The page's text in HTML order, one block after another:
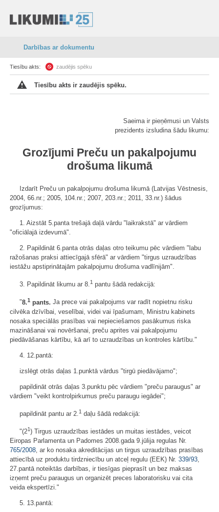
Darbības ar dokumentu
Tiesību akts: zaudējis spēku
Tiesību akts ir zaudējis spēku.
Saeima ir pieņēmusi un Valsts
prezidents izsludina šādu likumu:
Grozījumi Preču un pakalpojumu
drošuma likumā
Izdarīt Preču un pakalpojumu drošuma likumā (Latvijas Vēstnesis,
2004, 66.nr.; 2005, 104.nr.; 2007, 203.nr.; 2011, 33.nr.) šādus
grozījumus:
1. Aizstāt 5.panta trešajā daļā vārdu "laikrakstā" ar vārdiem
"oficiālajā izdevumā".
2. Papildināt 6.panta otrās daļas otro teikumu pēc vārdiem "labu
ražošanas praksi attiecīgajā sfērā" ar vārdiem "tirgus uzraudzības
iestāžu apstiprinātajām pakalpojumu drošuma vadlīnijām".
3. Papildināt likumu ar 8.1 pantu šādā redakcijā:
"8.1 pants. Ja prece vai pakalpojums var radīt nopietnu risku
cilvēka dzīvībai, veselībai, videi vai īpašumam, Ministru kabinets
nosaka speciālās prasības vai nepieciešamos pasākumus riska
mazināšanai vai novēršanai, preču aprites vai pakalpojumu
piedāvāšanas kārtību, kā arī to uzraudzības un kontroles kārtību."
4. 12.pantā:
izslēgt otrās daļas 1.punktā vārdus "tirgū piedāvājamo";
papildināt otrās daļas 3.punktu pēc vārdiem "preču paraugus" ar
vārdiem "veikt kontrolpirkumus preču paraugu iegādei";
papildināt pantu ar 2. 1 daļu šādā redakcijā:
"(21) Tirgus uzraudzības iestādes un muitas iestādes, veicot
Eiropas Parlamenta un Padomes 2008.gada 9.jūlija regulas Nr.
765/2008, ar ko nosaka akreditācijas un tirgus uzraudzības prasības
attiecībā uz produktu tirdzniecību un atceļ regulu (EEK) Nr. 339/93,
27.pantā noteiktās darbības, ir tiesīgas pieprasīt un bez maksas
izņemt preču paraugus un organizēt preces laboratorisku vai cita
veida ekspertīzi."
5. 13.pantā: